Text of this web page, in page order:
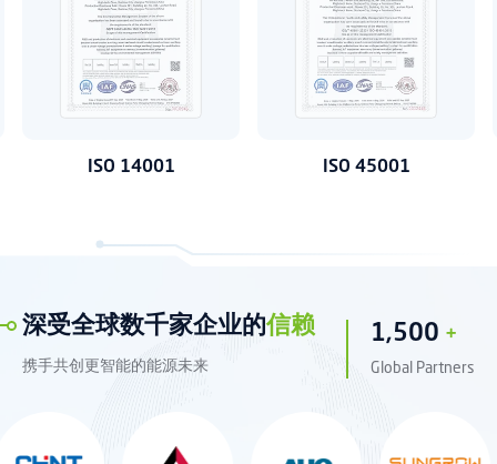
ISO 14001 ISO 45001
深受全球数千家企业的信赖
携手共创更智能的能源未来
1,500 +
Global Partners